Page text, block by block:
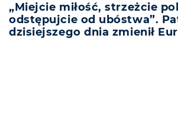
„Miejcie miłość, strzeżcie
odstępujcie od ubóstwa”.
dzisiejszego dnia zmienił